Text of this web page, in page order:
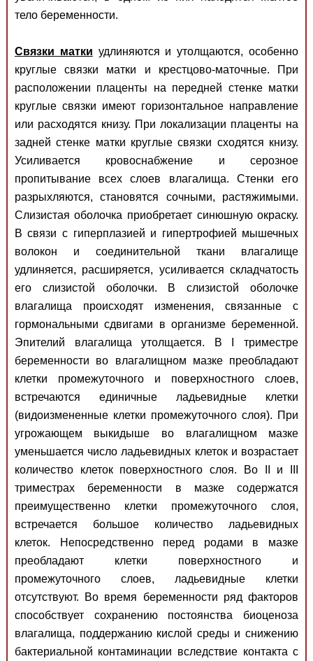
тело беременности.
Связки матки удлиняются и утолщаются, особенно
круглые связки матки и крестцово-маточные. При
расположении плаценты на передней стенке матки
круглые связки имеют горизонтальное направление
или расходятся книзу. При локализации плаценты на
задней стенке матки круглые связки сходятся книзу.
Усиливается кровоснабжение и серозное
пропитывание всех слоев влагалища. Стенки его
разрыхляются, становятся сочными, растяжимыми.
Слизистая оболочка приобретает синюшную окраску.
В связи с гиперплазией и гипертрофией мышечных
волокон и соединительной ткани влагалище
удлиняется, расширяется, усиливается складчатость
его слизистой оболочки. В слизистой оболочке
влагалища происходят изменения, связанные с
гормональными сдвигами в организме беременной.
Эпителий влагалища утолщается. В I триместре
беременности во влагалищном мазке преобладают
клетки промежуточного и поверхностного слоев,
встречаются единичные ладьевидные клетки
(видоизмененные клетки промежуточного слоя). При
угрожающем выкидыше во влагалищном мазке
уменьшается число ладьевидных клеток и возрастает
количество клеток поверхностного слоя. Во II и III
триместрах беременности в мазке содержатся
преимущественно клетки промежуточного слоя,
встречается большое количество ладьевидных
клеток. Непосредственно перед родами в мазке
преобладают клетки поверхностного и
промежуточного слоев, ладьевидные клетки
отсутствуют. Во время беременности ряд факторов
способствует сохранению постоянства биоценоза
влагалища, поддержанию кислой среды и снижению
бактериальной контаминации вследствие контакта с